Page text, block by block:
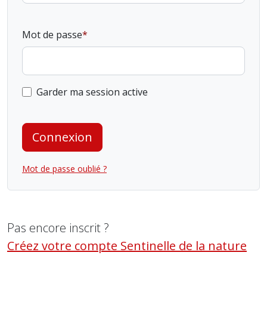
Mot de passe
Garder ma session active
Connexion
Mot de passe oublié ?
Pas encore inscrit ?
Créez votre compte Sentinelle de la nature